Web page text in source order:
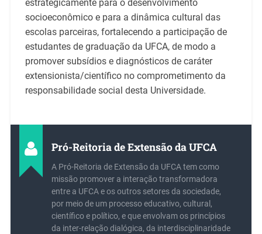
estrategicamente para o desenvolvimento
socioeconômico e para a dinâmica cultural das
escolas parceiras, fortalecendo a participação de
estudantes de graduação da UFCA, de modo a
promover subsídios e diagnósticos de caráter
extensionista/científico no comprometimento da
responsabilidade social desta Universidade.
Pró-Reitoria de Extensão da UFCA
A Pró-Reitoria de Extensão da UFCA tem como
missão promover a interação transformadora
entre a UFCA e os outros setores da sociedade,
por meio de um processo educativo, cultural,
científico e político, e que envolvam os princípios
da inter-relação dialógica, da interdisciplinaridade